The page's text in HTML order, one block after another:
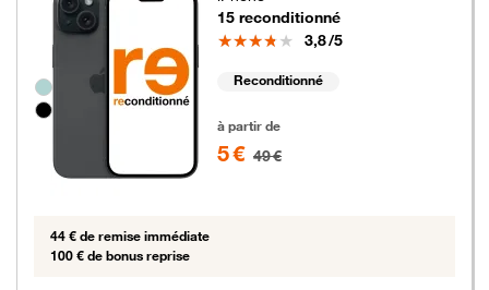
Groupe de couleurs disponibles non sélectionnables
15 reconditionné
Note
3,8/5
Reconditionné
à partir de
5 € 49 €
44 € de remise immédiate
100 € de bonus reprise